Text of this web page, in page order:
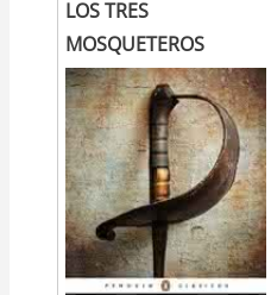
LOS TRES
MOSQUETEROS